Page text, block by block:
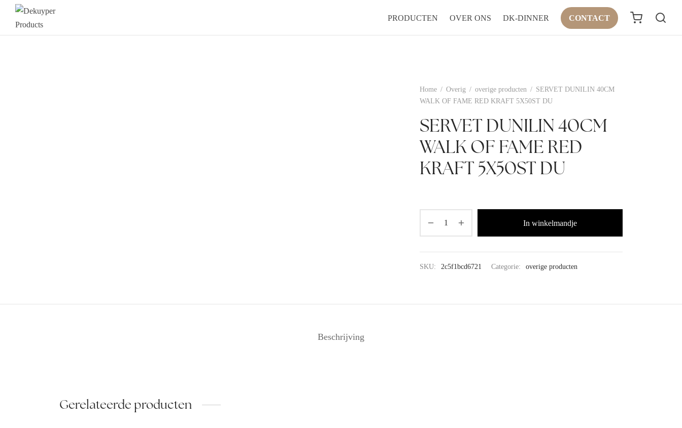
PRODUCTEN OVER ONS DK-DINNER CONTACT
Home / Overig / overige producten / SERVET DUNILIN 40CM
WALK OF FAME RED KRAFT 5X50ST DU
SERVET DUNILIN 40CM
WALK OF FAME RED
KRAFT 5X50ST DU
In winkelmandje
SKU: 2c5f1bcd6721 Categorie: overige producten
Beschrijving
Gerelateerde producten